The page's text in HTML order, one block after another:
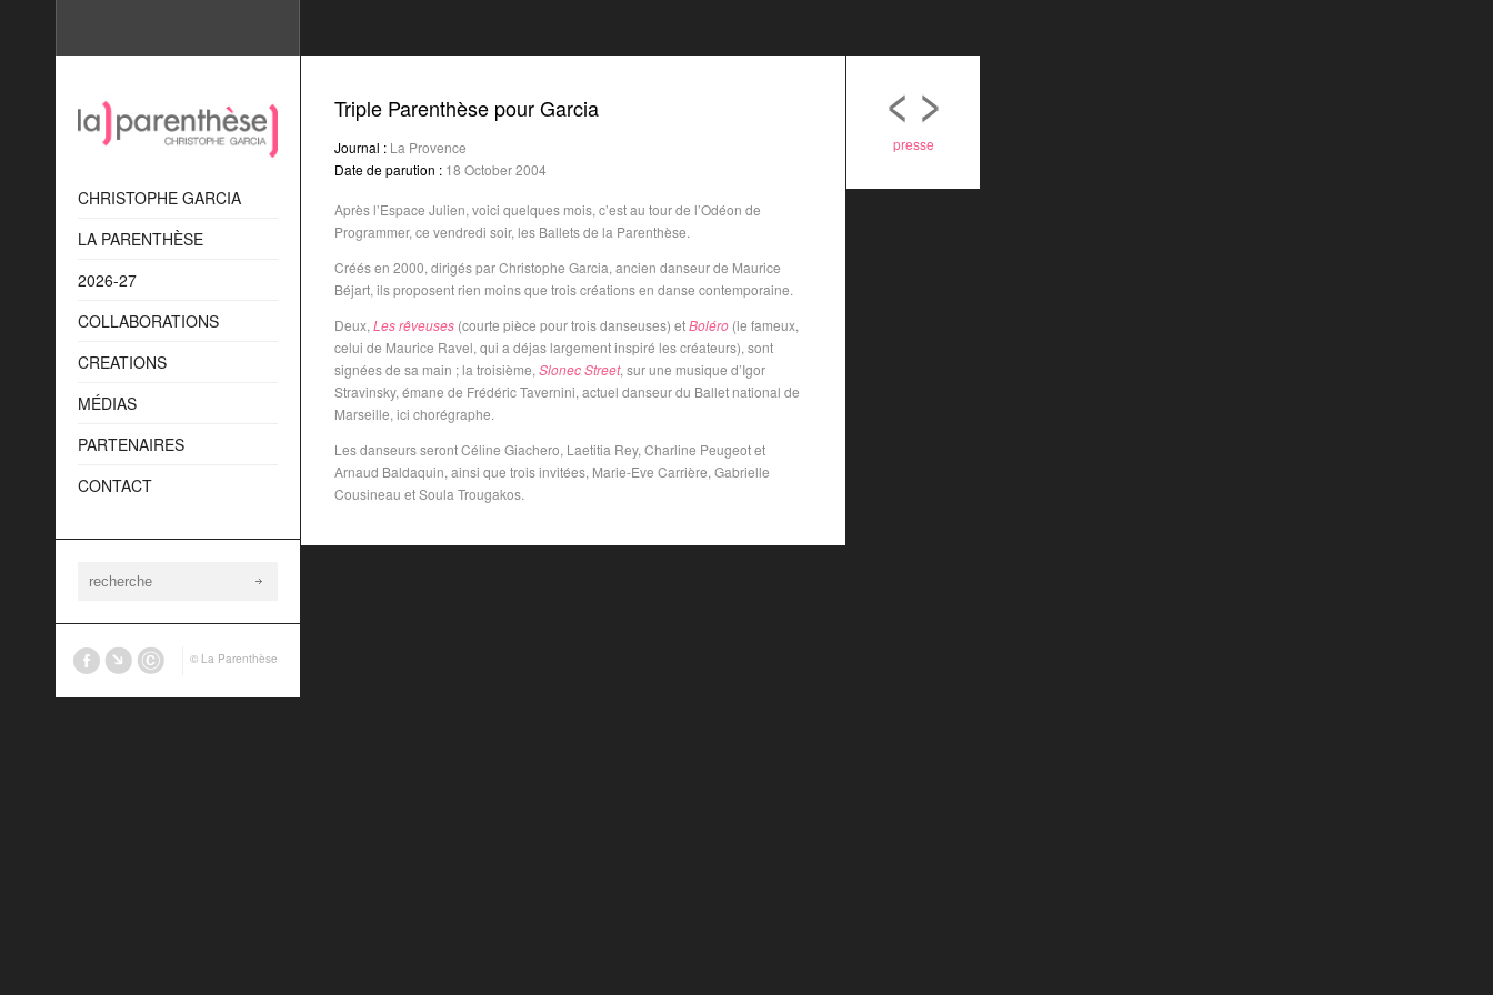
Triple Parenthèse pour Garcia
Journal : La Provence
Date de parution : 18 October 2004
Après l’Espace Julien, voici quelques mois, c’est au tour de l’Odéon de
Programmer, ce vendredi soir, les Ballets de la Parenthèse.
Créés en 2000, dirigés par Christophe Garcia, ancien danseur de Maurice
Béjart, ils proposent rien moins que trois créations en danse contemporaine.
Deux, Les rêveuses (courte pièce pour trois danseuses) etBoléro (le fameux,
celui de Maurice Ravel, qui a déjas largement inspiré les créateurs), sont
signées de sa main ; la troisième, Slonec Street, sur une musique d’Igor
Stravinsky, émane de Frédéric Tavernini, actuel danseur du Ballet national de
Marseille, ici chorégraphe.
Les danseurs seront Céline Giachero, Laetitia Rey, Charline Peugeot et
Arnaud Baldaquin, ainsi que trois invitées, Marie-Eve Carrière, Gabrielle
Cousineau et Soula Trougakos.
presse
CHRISTOPHE GARCIA
LA PARENTHÈSE
2026-27
COLLABORATIONS
CREATIONS
MÉDIAS
PARTENAIRES
CONTACT
© La Parenthèse